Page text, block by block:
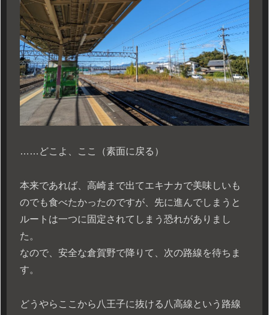
……どこよ、ここ（素面に戻る）
本来であれば、高崎まで出てエキナカで美味しいも
のでも食べたかったのですが、先に進んでしまうと
ルートは一つに固定されてしまう恐れがありまし
た。
なので、安全な倉賀野で降りて、次の路線を待ちま
す。
どうやらここから八王子に抜ける八高線という路線